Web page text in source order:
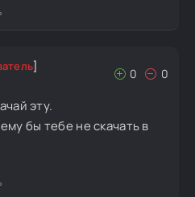
] 0 0
эту.
бы тебе не скачать в